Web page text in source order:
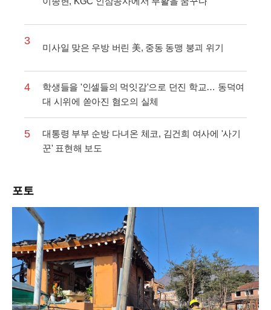
3
미사일 맞은 우방 버린 美, 중동 동맹 붕괴 위기
4
학생들을 '인셀들의 먹잇감'으로 던진 학교… 동덕여
대 시위에 쏟아진 혐오의 실체
5
대통령 부부 순방 다녀온 체코, 김건희 여사에 '사기
꾼' 표현해 보도
포토